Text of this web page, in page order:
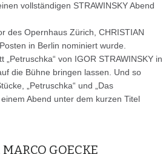
vollständigen STRAWINSKY Abend
des Opernhaus Zürich, CHRISTIAN
in Berlin nominiert wurde.
von IGOR STRAWINSKY in
die Bühne bringen lassen. Und so
„Petruschka“ und „Das
Abend unter dem kurzen Titel
GOECKE